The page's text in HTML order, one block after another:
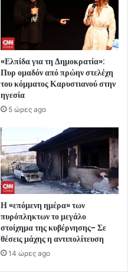
«Ελπίδα για τη Δημοκρατία»:
Πυρ ομαδόν από πρώην στελέχη
του κόμματος Καρυστιανού στην
ηγεσία
5 ώρες ago
Η «επόμενη ημέρα» των
πυρόπληκτων το μεγάλο
στοίχημα της κυβέρνησης- Σε
θέσεις μάχης η αντιπολίτευση
14 ώρες ago